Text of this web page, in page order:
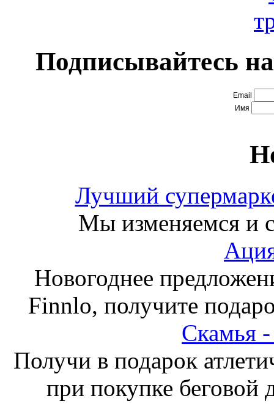
Подписывайтесь
Email
Имя
Лучший
Мы изменяемся и
Новогоднее
Finnlo, получите
Получи в подарок
при покупке беговой